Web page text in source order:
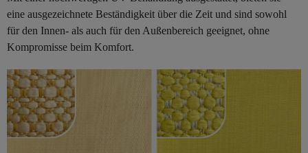
eine ausgezeichnete Beständigkeit über die Zeit und sind sowohl
für den Innen- als auch für den Außenbereich geeignet, ohne
Kompromisse beim Komfort.